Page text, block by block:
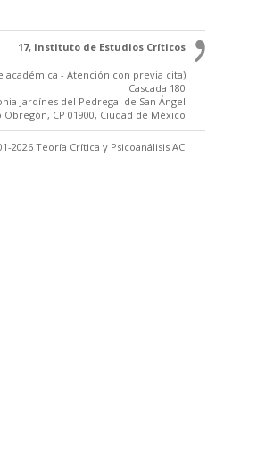
17, Instituto de Estudios Críticos
académica - Atención con previa cita)
Cascada 180
Jardínes del Pedregal de San Ángel
Obregón, CP 01900, Ciudad de México
2026 Teoría Crítica y Psicoanálisis AC